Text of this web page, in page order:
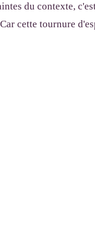
du contexte,
cette tournure